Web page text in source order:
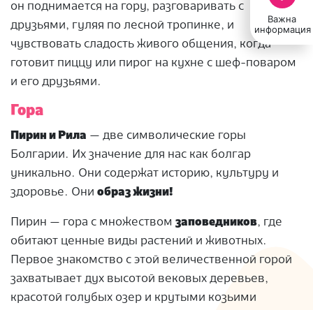
Важна
информация
он поднимается на гору, разговаривать с
друзьями, гуляя по лесной тропинке, и
чувствовать сладость живого общения, когда
готовит пиццу или пирог на кухне с шеф-поваром
и его друзьями.
Гора
Пирин и Рила — две символические горы
Болгарии. Их значение для нас как болгар
уникально. Они содержат историю, культуру и
здоровье. Они образ жизни!
Пирин — гора с множеством заповедников, где
обитают ценные виды растений и животных.
Первое знакомство с этой величественной горой
захватывает дух высотой вековых деревьев,
красотой голубых озер и крутыми козьими